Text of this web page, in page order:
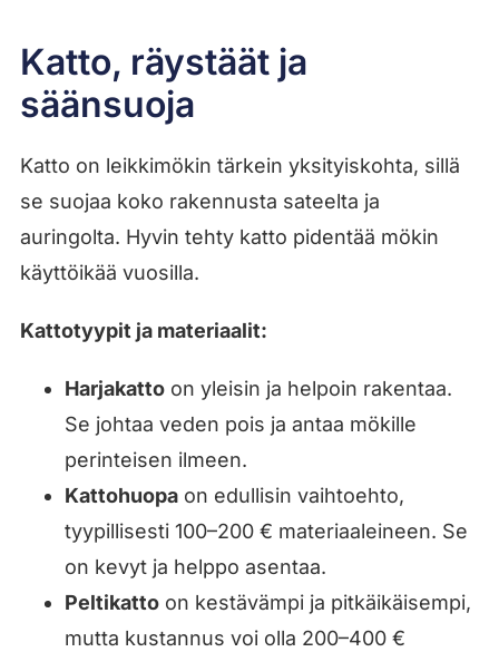
Katto, räystäät ja
säänsuoja
Katto on leikkimökin tärkein yksityiskohta, sillä
se suojaa koko rakennusta sateelta ja
auringolta. Hyvin tehty katto pidentää mökin
käyttöikää vuosilla.
Kattotyypit ja materiaalit:
Harjakattoon yleisin ja helpoin rakentaa.
Se johtaa veden pois ja antaa mökille
perinteisen ilmeen.
Kattohuopaon edullisin vaihtoehto,
tyypillisesti 100–200 € materiaaleineen. Se
on kevyt ja helppo asentaa.
Peltikattoon kestävämpi ja pitkäikäisempi,
mutta kustannus voi olla 200–400 €